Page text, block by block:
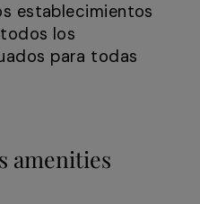
establecimientos
los
para todas
amenities